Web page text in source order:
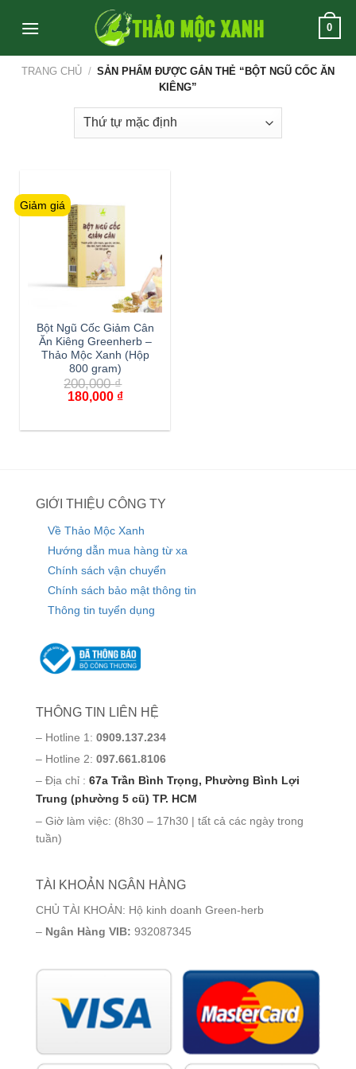
0
TRANG CHỦ / SẢN PHẨM ĐƯỢC GẮN THẺ “BỘT NGŨ CỐC ĂN
KIÊNG”
Giảm giá
Bột Ngũ Cốc Giảm Cân
Ăn Kiêng Greenherb –
Thảo Mộc Xanh (Hộp
800 gram)
200,000₫
180,000 ₫
GIỚI THIỆU CÔNG TY
Về Thảo Mộc Xanh
Hướng dẫn mua hàng từ xa
Chính sách vận chuyển
Chính sách bảo mật thông tin
Thông tin tuyển dụng
THÔNG TIN LIÊN HỆ
– Hotline 1: 0909.137.234
– Hotline 2: 097.661.8106
– Địa chỉ : 67a Trần Bình Trọng, Phường Bình Lợi
Trung (phường 5 cũ) TP. HCM
– Giờ làm việc: (8h30 – 17h30 | tất cả các ngày trong
tuần)
TÀI KHOẢN NGÂN HÀNG
CHỦ TÀI KHOẢN: Hộ kinh doanh Green-herb
– Ngân Hàng VIB: 932087345